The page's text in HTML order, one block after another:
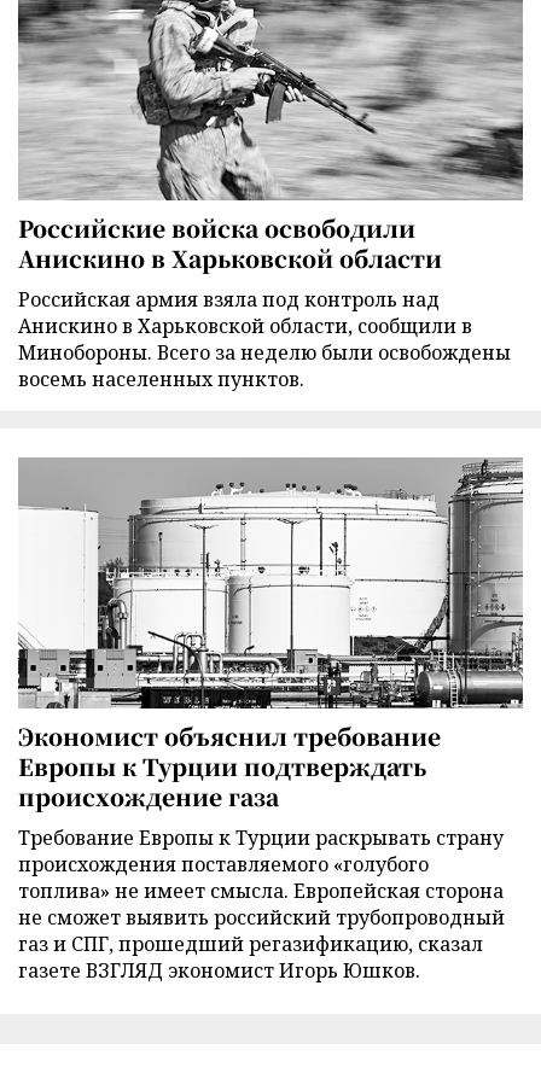
Российские войска освободили
Анискино в Харьковской области
Российская армия взяла под контроль над
Анискино в Харьковской области, сообщили в
Минобороны. Всего за неделю были освобождены
восемь населенных пунктов.
Экономист объяснил требование
Европы к Турции подтверждать
происхождение газа
Требование Европы к Турции раскрывать страну
происхождения поставляемого «голубого
топлива» не имеет смысла. Европейская сторона
не сможет выявить российский трубопроводный
газ и СПГ, прошедший регазификацию, сказал
газете ВЗГЛЯД экономист Игорь Юшков.